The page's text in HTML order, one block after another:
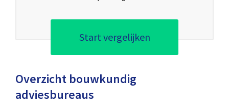
Start vergelijken
Overzicht bouwkundig
adviesbureaus